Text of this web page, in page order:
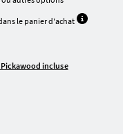
le panier d'achat
incluse